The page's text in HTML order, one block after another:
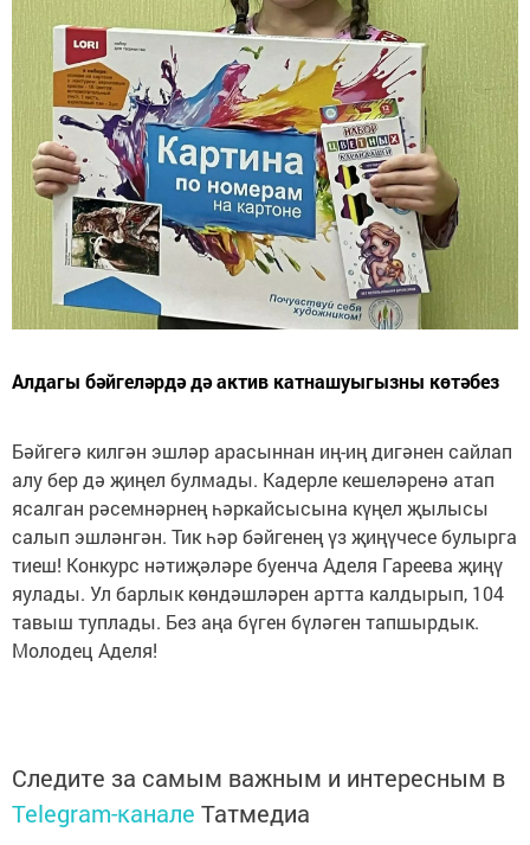
Алдагы бәйгеләрдә дә актив катнашуыгызны көтәбез
Бәйгегә килгән эшләр арасыннан иң-иң дигәнен сайлап
алу бер дә җиңел булмады. Кадерле кешеләренә атап
ясалган рәсемнәрнең һәркайсысына күңел җылысы
салып эшләнгән. Тик һәр бәйгенең үз җиңүчесе булырга
тиеш! Конкурс нәтиҗәләре буенча Аделя Гареева җиңү
яулады. Ул барлык көндәшләрен артта калдырып, 104
тавыш туплады. Без аңа бүген бүләген тапшырдык.
Молодец Аделя!
Следите за самым важным и интересным в
Telegram-канале Татмедиа